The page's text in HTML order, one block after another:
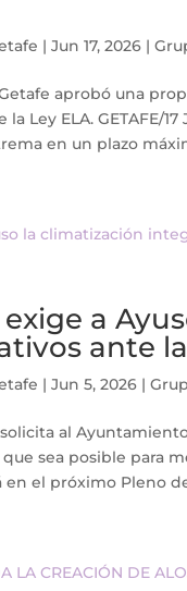
|Jun 17, 2026 |
aprobó una
Ley ELA. GETAFE/
en un plazo
a
ante
|Jun 5, 2026 |
al
sea posible para
el próximo Pleno